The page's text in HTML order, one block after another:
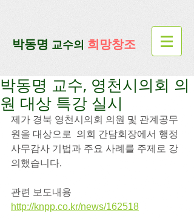
​박동명 교수의 희망창조
박동명 교수, 영천시의회 의
원 대상 특강 실시
제가 경북 영천시의회 의원 및 관계공무
원을 대상으로  의회 간담회장에서 행정
사무감사 기법과 주요 사례를 주제로 강
의했습니다.
관련 보도내용
http://knpp.co.kr/news/162518